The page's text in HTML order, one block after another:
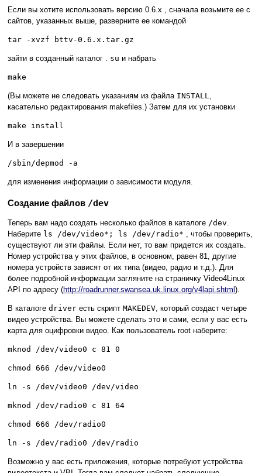
Если вы хотите использовать версию 0.6.x , сначала возьмите ее с
сайтов, указанных выше, разверните ее командой
tar -xvzf bttv-0.6.x.tar.gz
зайти в созданный каталог . su и набрать
make
(Вы можете не следовать указаниям из файла INSTALL
касательно редактирования makefiles.) Затем для их установки
make install
И в завершении
/sbin/depmod -a
для изменения информации о зависимости модуля.
Создание файлов /dev
Теперь вам надо создать несколько файлов в каталоге /dev
Наберите ls /dev/video*; ls /dev/radio* , чтобы проверить,
существуют ли эти файлы. Если нет, то вам придется их создать.
Номер устройства у этих файлов, в основном, равен 81, другие
номера устройств зависят от их типа (видео, радио и т.д.). Для
более подробной информации загляните на страничку Video4Linux
API по адресу (http://roadrunner.swansea.uk.linux.org/v4lapi.shtml).
В каталоге driver есть скрипт MAKEDEV , который создаст четыре
видео устройства. Вы можете сделать это и сами, если у вас есть
карта для оцифровки видео. Как пользователь root наберите:
mknod /dev/video0 c 81 0
chmod 666 /dev/video0
ln -s /dev/video0 /dev/video
mknod /dev/radio0 c 81 64
chmod 666 /dev/radio0
ln -s /dev/radio0 /dev/radio
Возможно у вас есть приложения, которые потребуют устройства